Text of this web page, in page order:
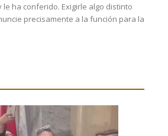
ha conferido. Exigirle algo distinto
precisamente a la función para la